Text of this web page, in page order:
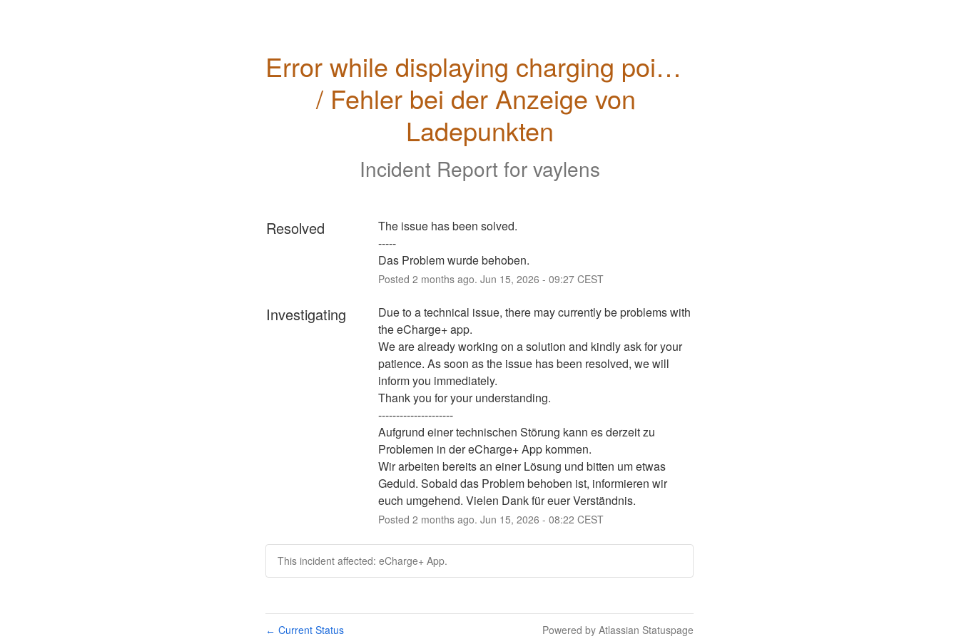
Error while displaying charging points
/ Fehler bei der Anzeige von
Ladepunkten
Incident Report for vaylens
Resolved
The issue has been solved.
-----
Das Problem wurde behoben.
Posted 2 months ago. Jun 15, 2026 - 09:27CEST
Investigating
Due to a technical issue, there may currently be problems with
the eCharge+ app.
We are already working on a solution and kindly ask for your
patience. As soon as the issue has been resolved, we will
inform you immediately.
Thank you for your understanding.
---------------------
Aufgrund einer technischen Störung kann es derzeit zu
Problemen in der eCharge+ App kommen.
Wir arbeiten bereits an einer Lösung und bitten um etwas
Geduld. Sobald das Problem behoben ist, informieren wir
euch umgehend. Vielen Dank für euer Verständnis.
Posted 2 months ago. Jun 15, 2026 - 08:22 CEST
This incident affected: eCharge+ App.
← Current Status Powered by Atlassian Statuspage